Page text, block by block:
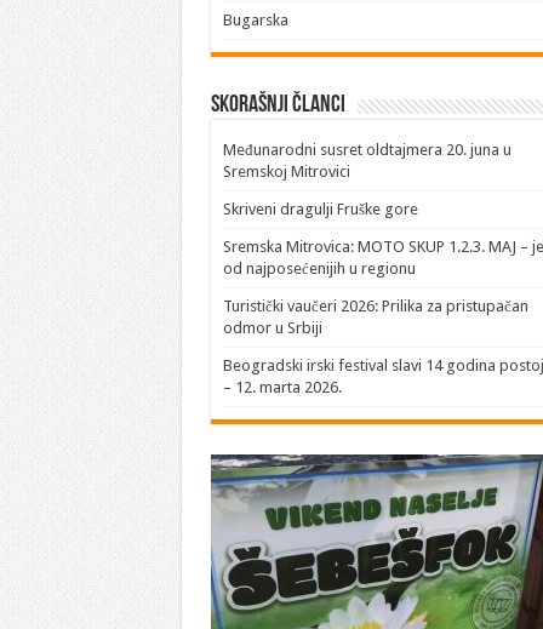
Bugarska
Skorašnji članci
​Međunarodni susret oldtajmera 20. juna u
Sremskoj Mitrovici
Skriveni dragulji Fruške gore
Sremska Mitrovica: MOTO SKUP 1.2.3. MAJ –
od najposećenijih u regionu
Turistički vaučeri 2026: Prilika za pristupačan
odmor u Srbiji
Beogradski irski festival slavi 14 godina
– 12. marta 2026.